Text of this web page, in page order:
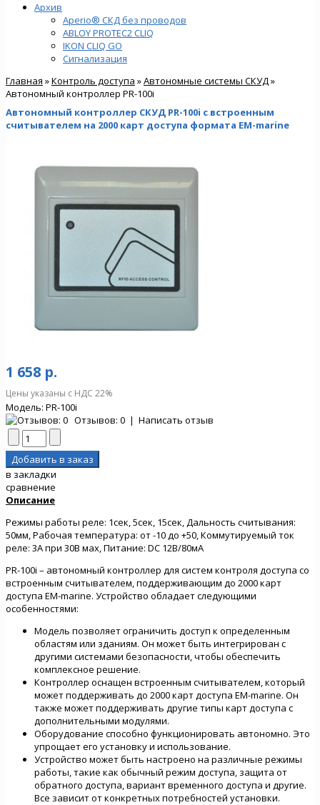
Архив
Aperio® СКД без проводов
ABLOY PROTEC2 CLIQ
IKON CLIQ GO
Сигнализация
Главная »Контроль доступа »Автономные системы СКУД »
Автономный контроллер PR-100i
Автономный контроллер СКУД PR-100i с встроенным
считывателем на 2000 карт доступа формата EM-marine
1 658 р.
Цены указаны с НДС 22%
Модель: PR-100i
Отзывов: 0 | Написать отзыв
в закладки
сравнение
Описание
Режимы работы реле: 1сек, 5сек, 15сек, Дальность считывания:
50мм, Рабочая температура: от -10 до +50, Коммутируемый ток
реле: 3А при 30В мах, Питание: DC 12В/80мА
PR-100i – автономный контроллер для систем контроля доступа со
встроенным считывателем, поддерживающим до 2000 карт
доступа EM-marine. Устройство обладает следующими
особенностями:
Модель позволяет ограничить доступ к определенным
областям или зданиям. Он может быть интегрирован с
другими системами безопасности, чтобы обеспечить
комплексное решение.
Контроллер оснащен встроенным считывателем, который
может поддерживать до 2000 карт доступа EM-marine. Он
также может поддерживать другие типы карт доступа с
дополнительными модулями.
Оборудование способно функционировать автономно. Это
упрощает его установку и использование.
Устройство может быть настроено на различные режимы
работы, такие как обычный режим доступа, защита от
обратного доступа, вариант временного доступа и другие.
Все зависит от конкретных потребностей установки.